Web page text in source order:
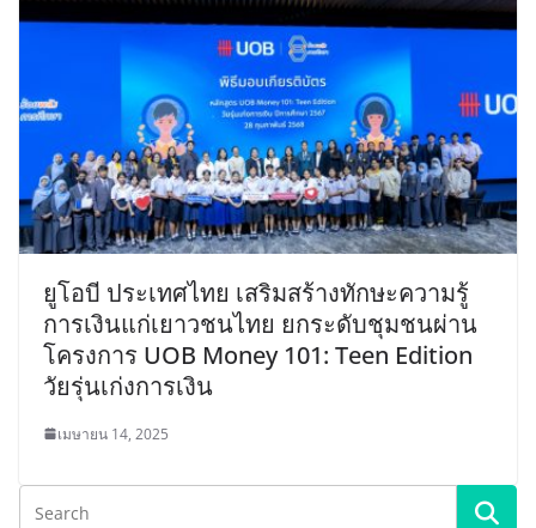
ยูโอบี ประเทศไทย เสริมสร้างทักษะความรู้
การเงินแก่เยาวชนไทย ยกระดับชุมชนผ่าน
โครงการ UOB Money 101: Teen Edition
วัยรุ่นเก่งการเงิน
เมษายน 14, 2025